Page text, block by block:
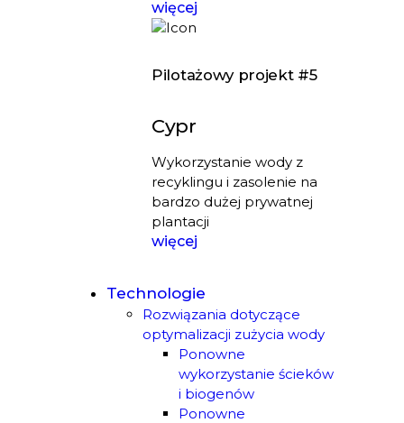
więcej
Pilotażowy projekt #5
Cypr
Wykorzystanie wody z
recyklingu i zasolenie na
bardzo dużej prywatnej
plantacji
więcej
Technologie
Rozwiązania dotyczące
optymalizacji zużycia wody
Ponowne
wykorzystanie ścieków
i biogenów
Ponowne